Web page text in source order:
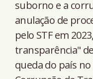
suborno e a
anulação de
pelo STF em
transparência"
queda do país